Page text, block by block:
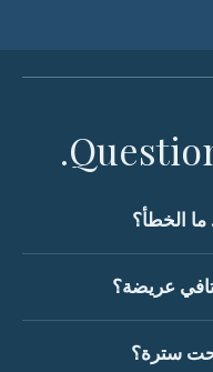
الخطأ؟
عريضة؟
تحت سترة؟